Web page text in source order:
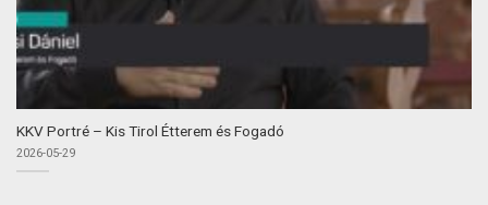
KKV Portré – Kis Tirol Étterem és Fogadó
2026-05-29